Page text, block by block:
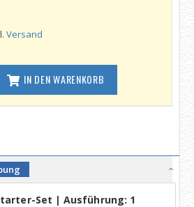
Versand
IN DEN WARENKORB
Set | Ausführung: 1